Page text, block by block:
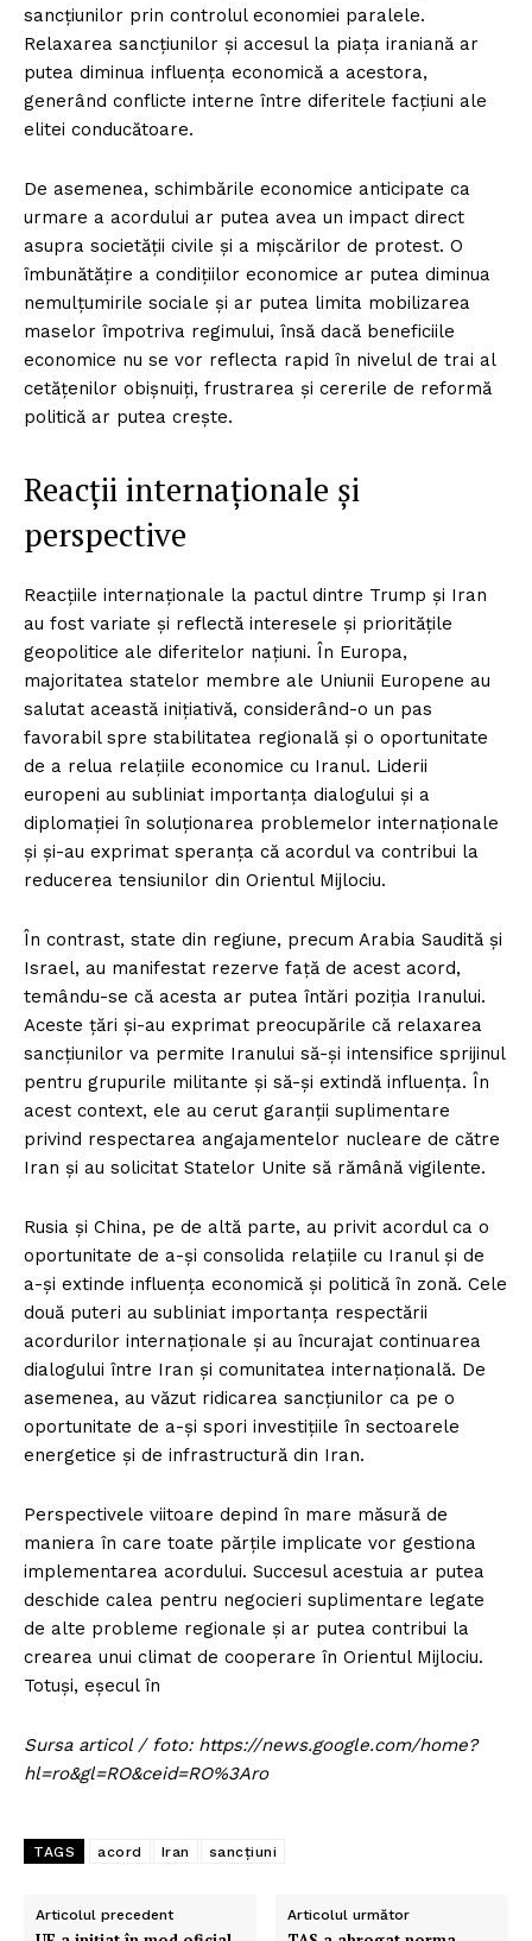
sancțiunilor prin controlul economiei paralele.
Relaxarea sancțiunilor și accesul la piața iraniană ar
putea diminua influența economică a acestora,
generând conflicte interne între diferitele facțiuni ale
elitei conducătoare.
De asemenea, schimbările economice anticipate ca
urmare a acordului ar putea avea un impact direct
asupra societății civile și a mișcărilor de protest. O
îmbunătățire a condițiilor economice ar putea diminua
nemulțumirile sociale și ar putea limita mobilizarea
maselor împotriva regimului, însă dacă beneficiile
economice nu se vor reflecta rapid în nivelul de trai al
cetățenilor obișnuiți, frustrarea și cererile de reformă
politică ar putea crește.
Reacții internaționale și
perspective
Reacțiile internaționale la pactul dintre Trump și Iran
au fost variate și reflectă interesele și prioritățile
geopolitice ale diferitelor națiuni. În Europa,
majoritatea statelor membre ale Uniunii Europene au
salutat această inițiativă, considerând-o un pas
favorabil spre stabilitatea regională și o oportunitate
de a relua relațiile economice cu Iranul. Liderii
europeni au subliniat importanța dialogului și a
diplomației în soluționarea problemelor internaționale
și și-au exprimat speranța că acordul va contribui la
reducerea tensiunilor din Orientul Mijlociu.
În contrast, state din regiune, precum Arabia Saudită și
Israel, au manifestat rezerve față de acest acord,
temându-se că acesta ar putea întări poziția Iranului.
Aceste țări și-au exprimat preocupările că relaxarea
sancțiunilor va permite Iranului să-și intensifice sprijinul
pentru grupurile militante și să-și extindă influența. În
acest context, ele au cerut garanții suplimentare
privind respectarea angajamentelor nucleare de către
Iran și au solicitat Statelor Unite să rămână vigilente.
Rusia și China, pe de altă parte, au privit acordul ca o
oportunitate de a-și consolida relațiile cu Iranul și de
a-și extinde influența economică și politică în zonă. Cele
două puteri au subliniat importanța respectării
acordurilor internaționale și au încurajat continuarea
dialogului între Iran și comunitatea internațională. De
asemenea, au văzut ridicarea sancțiunilor ca pe o
oportunitate de a-și spori investițiile în sectoarele
energetice și de infrastructură din Iran.
Perspectivele viitoare depind în mare măsură de
maniera în care toate părțile implicate vor gestiona
implementarea acordului. Succesul acestuia ar putea
deschide calea pentru negocieri suplimentare legate
de alte probleme regionale și ar putea contribui la
crearea unui climat de cooperare în Orientul Mijlociu.
Totuși, eșecul în
Sursa articol / foto: https://news.google.com/home?
hl=ro&gl=RO&ceid=RO%3Aro
TAGS acord Iran sancțiuni
Articolul precedent Articolul următor